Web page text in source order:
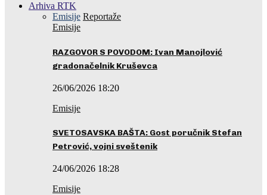
Arhiva RTK
Emisije Reportaže
Emisije
RAZGOVOR S POVODOM: Ivan Manojlović
gradonačelnik Kruševca
26/06/2026 18:20
Emisije
SVETOSAVSKA BAŠTA: Gost poručnik Stefan
Petrović, vojni sveštenik
24/06/2026 18:28
Emisije